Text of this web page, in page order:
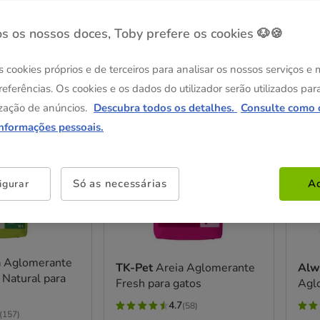
Aglomerante
para
(157)
Entrega Grátis
TK-PetAreia Aglomerante
Fresh para gatos
4.7
4.7(58)
4.7
os nossos doces, Toby prefere os cookies 🐶🍪
cookies próprios e de terceiros para analisar os nossos serviços e
Os cookies e os dados do utilizador serão utilizados
de anúncios. Descubra todos os detalhes. Consulte como
pessoais.
Só as necessárias